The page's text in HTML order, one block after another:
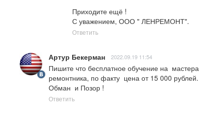
Приходите ещё !
С уважением, ООО " ЛЕНРЕМОНТ".
Ответить
Артур Бекерман 2022.09.19 11:54
Пишите что бесплатное обучение на  мастера
ремонтника, по факту  цена от 15 000 рублей.
Обман  и Позор !
Ответить